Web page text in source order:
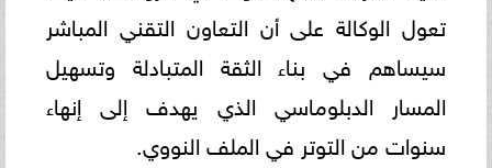
تعول الوكالة على أن التعاون التقني المباشر
سيساهم في بناء الثقة المتبادلة وتسهيل
المسار الدبلوماسي الذي يهدف إلى إنهاء
سنوات من التوتر في الملف النووي.